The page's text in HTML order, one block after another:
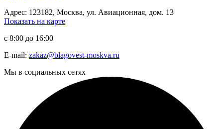
Адрес: 123182, Москва, ул. Авиационная, дом. 13
Показать на карте
с 8:00 до 16:00
E-mail: zakaz@blagovest-moskva.ru
Мы в социальных сетях